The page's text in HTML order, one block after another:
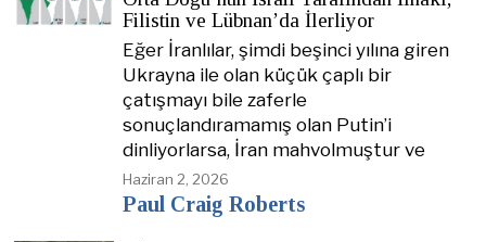
Filistin ve Lübnan’da İlerliyor
Eğer İranlılar, şimdi beşinci yılına giren
Ukrayna ile olan küçük çaplı bir
çatışmayı bile zaferle
sonuçlandıramamış olan Putin’i
dinliyorlarsa, İran mahvolmuştur ve
Haziran 2, 2026
Paul Craig Roberts